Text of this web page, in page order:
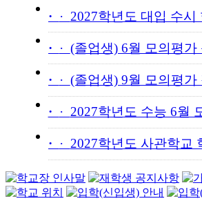
· 2027학년도 대입 수시 학
· (졸업생) 6월 모의평가 성
· (졸업생) 9월 모의평가 접
· 2027학년도 수능 6월
· 2027학년도 사관학교 학교